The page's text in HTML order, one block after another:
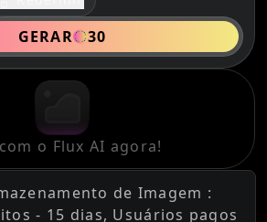
GERAR 30
o Flux AI agora!
de Imagem :
- 15 dias, Usuários pagos